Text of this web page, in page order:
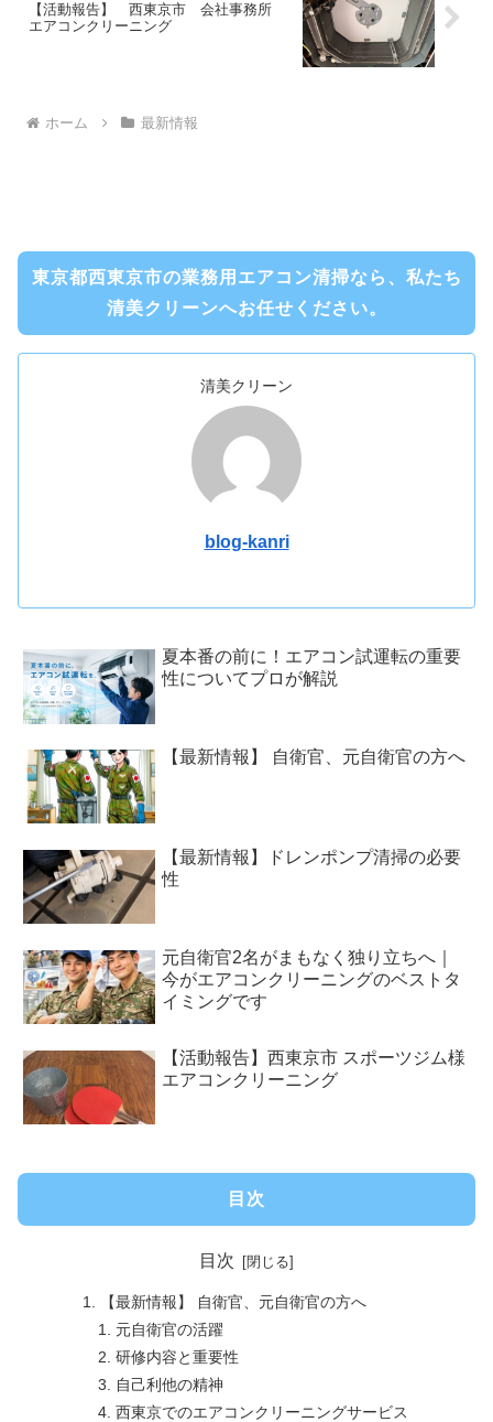
【活動報告】 西東京市 会社事務所
エアコンクリーニング
ホーム 最新情報
東京都西東京市の業務用エアコン清掃なら、私たち
清美クリーンへお任せください。
清美クリーン
blog-kanri
夏本番の前に！エアコン試運転の重要
性についてプロが解説
【最新情報】 自衛官、元自衛官の方へ
【最新情報】ドレンポンプ清掃の必要
性
元自衛官2名がまもなく独り立ちへ｜
今がエアコンクリーニングのベストタ
イミングです
【活動報告】西東京市 スポーツジム様
エアコンクリーニング
目次
目次
【最新情報】 自衛官、元自衛官の方へ
元自衛官の活躍
研修内容と重要性
自己利他の精神
西東京でのエアコンクリーニングサービス